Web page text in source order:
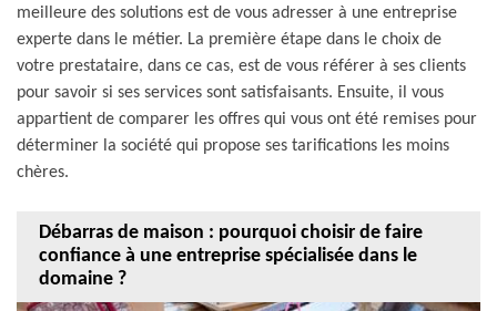
meilleure des solutions est de vous adresser à une entreprise
experte dans le métier. La première étape dans le choix de
votre prestataire, dans ce cas, est de vous référer à ses clients
pour savoir si ses services sont satisfaisants. Ensuite, il vous
appartient de comparer les offres qui vous ont été remises pour
déterminer la société qui propose ses tarifications les moins
chères.
Débarras de maison : pourquoi choisir de faire
confiance à une entreprise spécialisée dans le
domaine ?